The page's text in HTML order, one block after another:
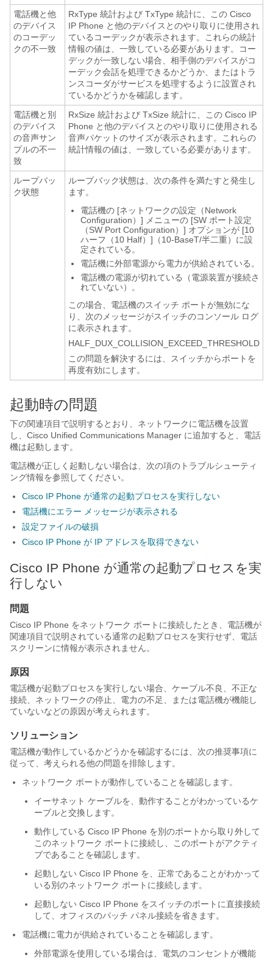
電話機と他
のデバイス
のコーデッ
クの不一致
RxType 統計および TxType 統計に、この Cisco
IP Phone と他のデバイスとのやり取りに使用され
ているコーデックが表示されます。これらの統計
情報の値は、一致している必要があります。コー
デックが一致しない場合、相手側のデバイスがコ
ーデック会話を処理できるかどうか、またはトラ
ンスコーダがサービスを処理するように設置され
ているかどうかを確認します。
電話機と別
のデバイス
の音声サン
プルの不一
致
RxSize 統計および TxSize 統計に、この Cisco IP
Phone と他のデバイスとのやり取りに使用される
音声パケットのサイズが表示されます。これらの
統計情報の値は、一致している必要があります。
ループバッ
ク状態
ループバック状態は、次の条件を満たすと発生し
ます。
電話機の [ネットワークの設定（Network
Configuration）] メニューの [SW ポート設定
（SW Port Configuration）] オプションが [10
ハーフ（10 Half）]（10-BaseT/半二重）に設
定されている。
電話機に外部電源から電力が供給されている。
電話機の電源が切れている（電源装置が接続さ
れていない）。
この場合、電話機のスイッチ ポートが無効にな
り、次のメッセージがスイッチのコンソール ログ
に表示されます。
HALF_DUX_COLLISION_EXCEED_THRESHOLD
この問題を解決するには、スイッチからポートを
再度有効にします。
起動時の問題
下の関連項目で説明するとおり、ネットワークに電話機を設置
し、Cisco Unified Communications Manager に追加すると、電話
機は起動します。
電話機が正しく起動しない場合は、次の項のトラブルシューティ
ング情報を参照してください。
Cisco IP Phone が通常の起動プロセスを実行しない
電話機にエラー メッセージが表示される
設定ファイルの破損
Cisco IP Phone が IP アドレスを取得できない
Cisco IP Phone が通常の起動プロセスを実
行しない
問題
Cisco IP Phone をネットワーク ポートに接続したとき、電話機が
関連項目で説明されている通常の起動プロセスを実行せず、電話
スクリーンに情報が表示されません。
原因
電話機が起動プロセスを実行しない場合、ケーブル不良、不正な
接続、ネットワークの停止、電力の不足、または電話機が機能し
ていないなどの原因が考えられます。
ソリューション
電話機が動作しているかどうかを確認するには、次の推奨事項に
従って、考えられる他の問題を排除します。
ネットワーク ポートが動作していることを確認します。
イーサネット ケーブルを、動作することがわかっているケ
ーブルと交換します。
動作している Cisco IP Phone を別のポートから取り外して
このネットワーク ポートに接続し、このポートがアクティ
ブであることを確認します。
起動しない Cisco IP Phone を、正常であることがわかって
いる別のネットワーク ポートに接続します。
起動しない Cisco IP Phone をスイッチのポートに直接接続
して、オフィスのパッチ パネル接続を省きます。
電話機に電力が供給されていることを確認します。
外部電源を使用している場合は、電気のコンセントが機能